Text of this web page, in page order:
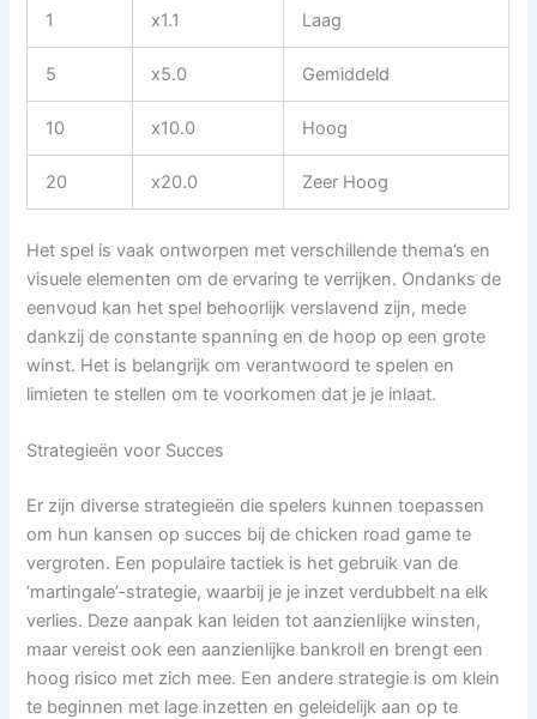
1
x1.1 Laag
5 x5.0 Gemiddeld
10 x10.0 Hoog
20 x20.0 Zeer Hoog
Het spel is vaak ontworpen met verschillende thema’s en
visuele elementen om de ervaring te verrijken. Ondanks de
eenvoud kan het spel behoorlijk verslavend zijn, mede
dankzij de constante spanning en de hoop op een grote
winst. Het is belangrijk om verantwoord te spelen en
limieten te stellen om te voorkomen dat je je inlaat.
Strategieën voor Succes
Er zijn diverse strategieën die spelers kunnen toepassen
om hun kansen op succes bij de chicken road game te
vergroten. Een populaire tactiek is het gebruik van de
‘martingale’-strategie, waarbij je je inzet verdubbelt na elk
verlies. Deze aanpak kan leiden tot aanzienlijke winsten,
maar vereist ook een aanzienlijke bankroll en brengt een
hoog risico met zich mee. Een andere strategie is om klein
te beginnen met lage inzetten en geleidelijk aan op te